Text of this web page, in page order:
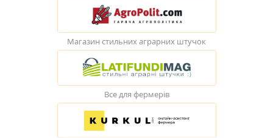
Магазин стильних аграрних штучок
Все для фермерів